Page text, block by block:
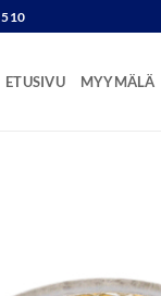
ETUSIVU MYYMÄLÄ